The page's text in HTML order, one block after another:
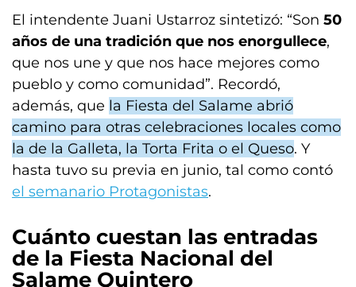
El intendente Juani Ustarroz sintetizó: “Son 50
años de una tradición que nos enorgullece,
que nos une y que nos hace mejores como
pueblo y como comunidad”. Recordó,
además, que la Fiesta del Salame abrió
camino para otras celebraciones locales como
la de la Galleta, la Torta Frita o el Queso. Y
hasta tuvo su previa en junio, tal como contó
el semanario Protagonistas.
Cuánto cuestan las entradas
de la Fiesta Nacional del
Salame Quintero